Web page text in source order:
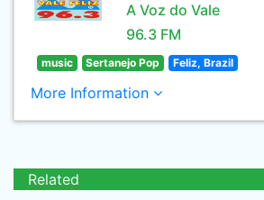
A Voz do Vale
96.3 FM
music Sertanejo Pop Feliz, Brazil
More Information
Related